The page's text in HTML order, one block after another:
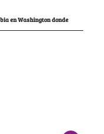
en Washington donde